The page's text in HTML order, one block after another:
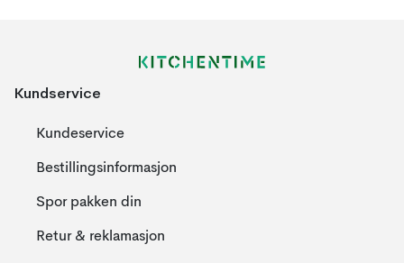
Kundservice
Kundeservice
Bestillingsinformasjon
Spor pakken din
Retur & reklamasjon